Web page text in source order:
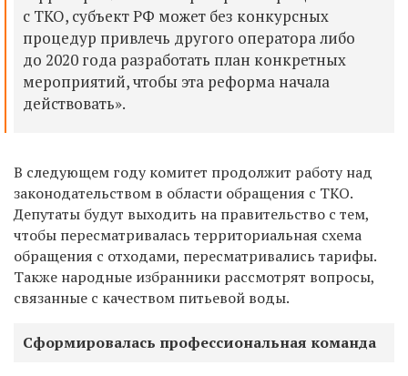
с ТКО, субъект РФ может без конкурсных
процедур привлечь другого оператора либо
до 2020 года разработать план конкретных
мероприятий, чтобы эта реформа начала
действовать».
В следующем году комитет продолжит работу над
законодательством в области обращения с ТКО.
Депутаты будут выходить на правительство с тем,
чтобы пересматривалась территориальная схема
обращения с отходами, пересматривались тарифы.
Также народные избранники рассмотрят вопросы,
связанные с качеством питьевой воды.
Сформировалась профессиональная команда